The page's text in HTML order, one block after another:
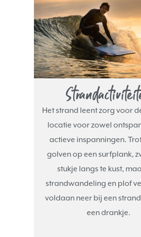
Het strand leent zorg voor
locatie voor zowel
actieve inspanningen.
golven op een surfplank,
stukje langs te kust,
strandwandeling en plof
voldaan neer bij een
een drankje.